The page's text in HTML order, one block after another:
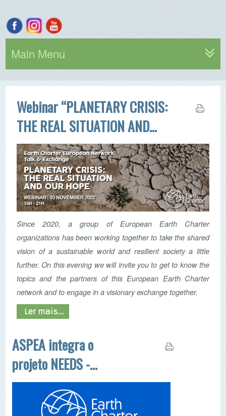
Main Menu
Webinar “PLANETARY CRISIS:
THE REAL SITUATION AND
OUR HOPE”
Since 2020, a group of European Earth Charter
vision of a sustainable world and resilient society a little
further. On this evening we will invite you to get to know the
topics and the partners of this European Earth Charter
network and to engage in a visionary exchange together.
Ler mais...
ASPEA integra o
Networking of European
Education Initiatives
Dedicated to Global
Sustainability
A ASPEA é uma das organizações parceiras do